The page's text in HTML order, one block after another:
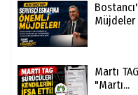
Müjdeler
Martı
"Martı...